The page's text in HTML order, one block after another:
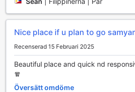
Nice place if u plan to go
Recenserad 15 Februari 2025
Beautiful place and quick nd
🧣
Översätt omdöme